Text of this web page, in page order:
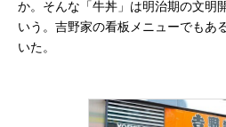
か。そんな「牛丼」は明治期の文明
いう。吉野家の看板メニューでもあ
いた。